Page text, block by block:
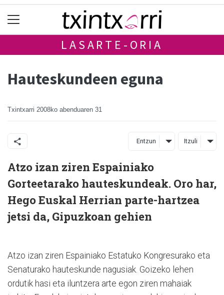
LASARTE-ORIA
Hauteskundeen eguna
Txintxarri 2008ko abenduaren 31
Entzun Itzuli
Atzo izan ziren Espainiako
Gorteetarako hauteskundeak. Oro har,
Hego Euskal Herrian parte-hartzea
jetsi da, Gipuzkoan gehien
Atzo izan ziren Espainiako Estatuko Kongresurako eta
Senaturako hauteskunde nagusiak. Goizeko lehen
ordutik hasi eta iluntzera arte egon ziren mahaiak